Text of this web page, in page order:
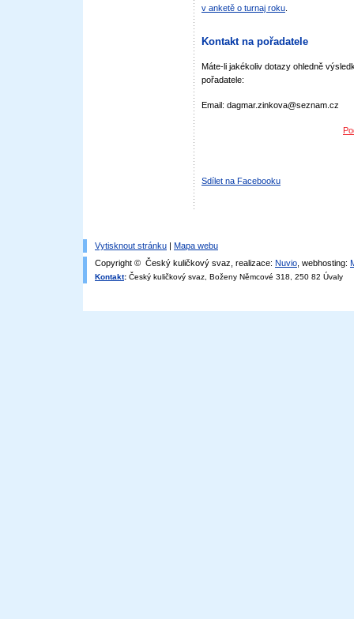
v anketě o turnaj roku
Kontakt na pořadatele
Máte-li jakékoliv dotazy ohledně
pořadatele:
Email: dagmar.zinkova@seznam.cz
Sdílet na Facebooku
Vytisknout stránku | Mapa webu
Copyright © Český kuličkový svaz, realizace: Nuvio , webhosting:
Kontakt: Český kuličkový svaz, Boženy Němcové 318, 250 82 Úvaly